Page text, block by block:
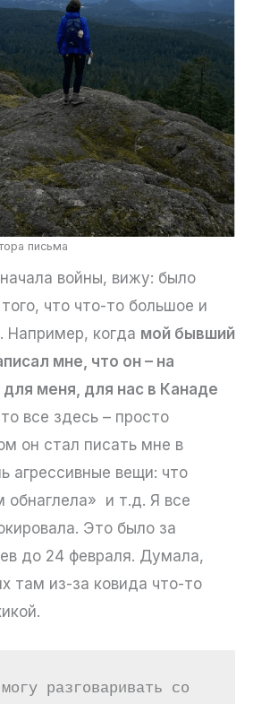
письма
войны, вижу: было
что что-то большое и
Например, когда мой бывший
мне, что он – на
меня, для нас в Канаде
все здесь – просто
он стал писать мне в
агрессивные вещи: что
обнаглела» и т.д. Я все
Это было за
до 24 февраля. Думала,
там из-за ковида что-то
разговаривать со